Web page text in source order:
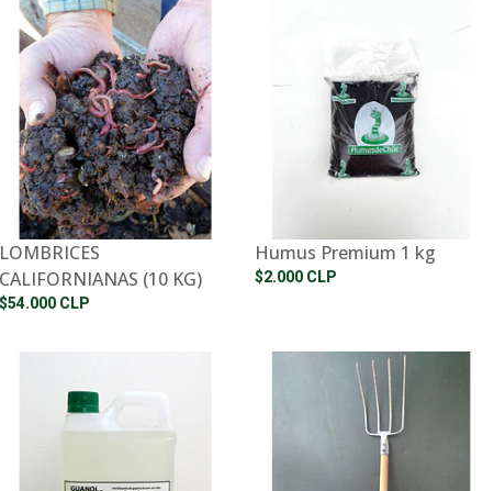
LOMBRICES
CALIFORNIANAS (10 KG)
$54.000 CLP
Humus Premium 1 kg
$2.000 CLP